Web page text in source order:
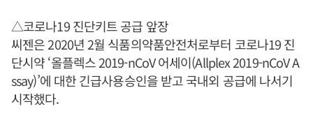
△코로나19 진단키트 공급 앞장
씨젠은 2020년 2월 식품의약품안전처로부터 코로나19 진
단시약 ‘올플렉스 2019-nCoV 어세이(Allplex 2019-nCoV A
ssay)’에 대한 긴급사용승인을 받고 국내외 공급에 나서기
시작했다.